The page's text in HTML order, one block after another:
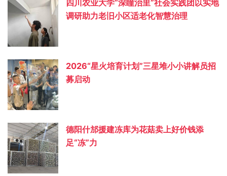
四川农业大学“深瞳治里”社会实践团以实地
调研助力老旧小区适老化智慧治理
2026“星火培育计划”三星堆小小讲解员招
募启动
德阳什邡援建冻库为花菇卖上好价钱添
足“冻”力